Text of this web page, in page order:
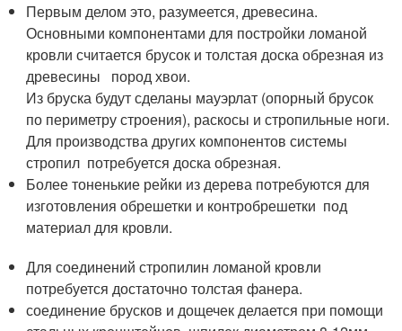
Первым делом это, разумеется, древесина.
Основными компонентами для постройки ломаной
кровли считается брусок и толстая доска обрезная из
древесины пород хвои.
Из бруска будут сделаны мауэрлат (опорный брусок
по периметру строения), раскосы и стропильные ноги.
Для производства других компонентов системы
стропил потребуется доска обрезная.
Более тоненькие рейки из дерева потребуются для
изготовления обрешетки и контробрешетки под
материал для кровли.
Для соединений стропилин ломаной кровли
потребуется достаточно толстая фанера.
соединение брусков и дощечек делается при помощи